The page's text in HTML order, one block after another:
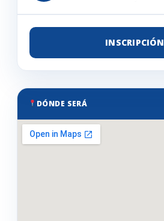
INSCRIPCIÓN
DÓNDE SERÁ